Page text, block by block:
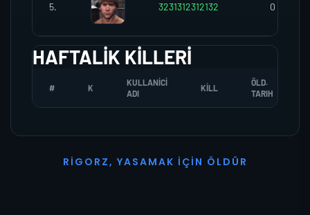
5. 3231312312132 0
HAFTALIK KILLERI
# K
KULLANICI
ADI
KILL
ÖLD.
TARIH
R I G O R Z, YASAMAK İ ÇI N Ö L D Ü R